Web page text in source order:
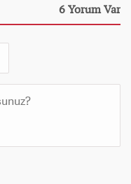
6 Yorum Var